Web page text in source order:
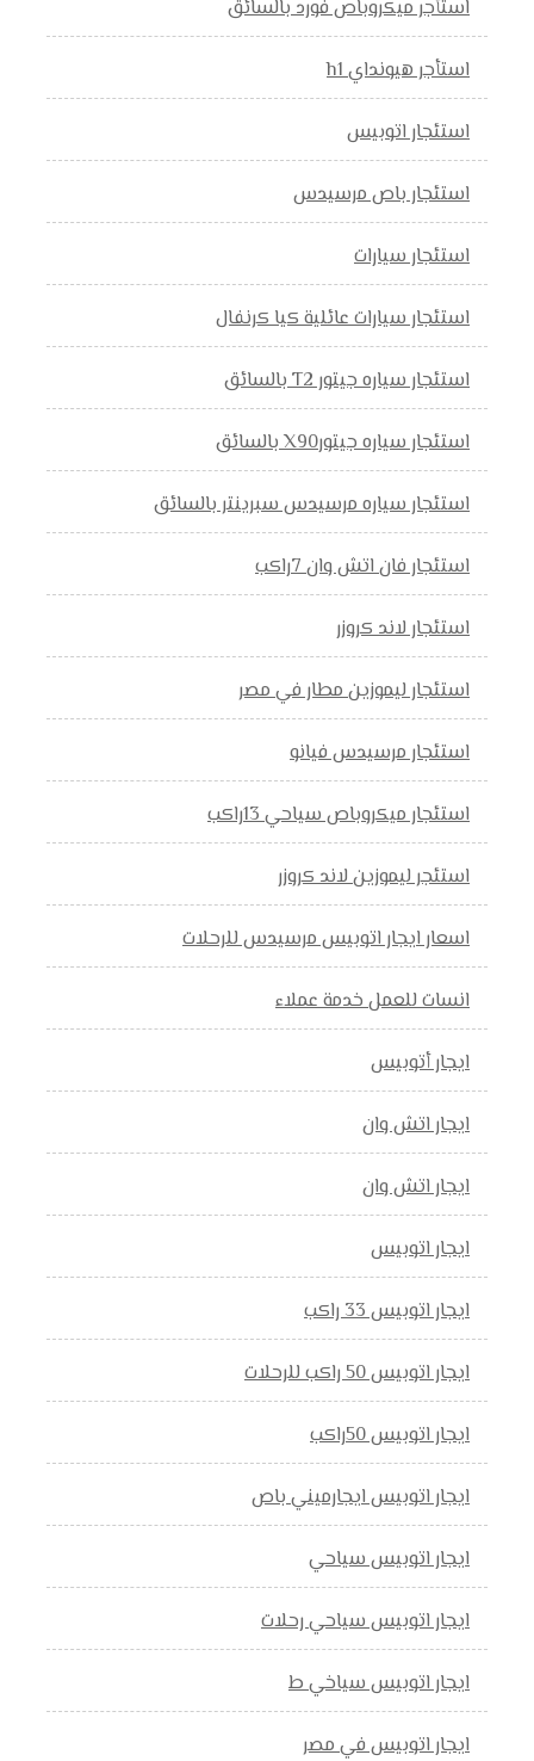
استأجر ميكروباص فورد بالسائق
استأجر هيونداي h1
استئجار اتوبيس
استئجار باص مرسيدس
استئجار سيارات
استئجار سيارات عائلية كيا كرنفال
استئجار سياره جيتور T2 بالسائق
استئجار سياره جيتورX90 بالسائق
استئجار سياره مرسيدس سبرينتر بالسائق
استئجار فان اتش وان 7راكب
استئجار لاند كروزر
استئجار ليموزين مطار في مصر
استئجار مرسيدس فيانو
استئجار ميكروباص سياحي 13راكب
استئجر ليموزين لاند كروزر
اسعار ايجار اتوبيس مرسيدس للرحلات
انسات للعمل خدمة عملاء
ايجار أتوبيس
ايجار اتش وان
ايجار اتش وان
ايجار اتوبيس
ايجار اتوبيس 33 راكب
ايجار اتوبيس 50 راكب للرحلات
ايجار اتوبيس 50راكب
ايجار اتوبيس ايجارميني باص
ايجار اتوبيس سياحي
ايجار اتوبيس سياحي رحلات
ايجار اتوبيس سياخي ط
ايجار اتوبيس في مصر